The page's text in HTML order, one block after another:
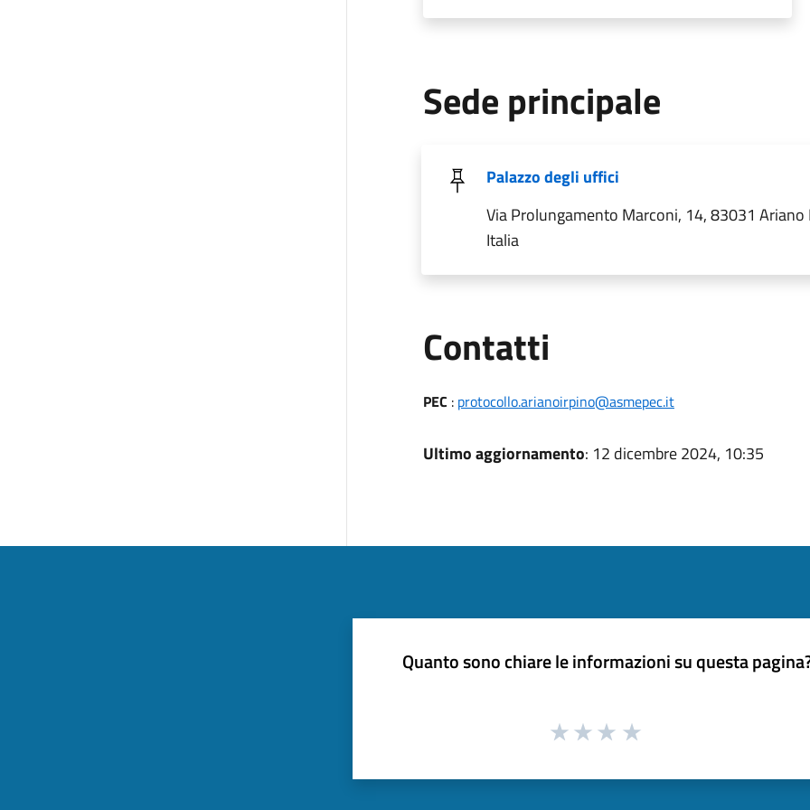
Sede principale
Palazzo degli uffici
Via Prolungamento Marconi, 14, 83031 Ariano
Italia
Contatti
PEC : protocollo.arianoirpino@asmepec.it
Ultimo aggiornamento: 12 dicembre 2024, 10:35
Quanto sono chiare le informazioni su questa